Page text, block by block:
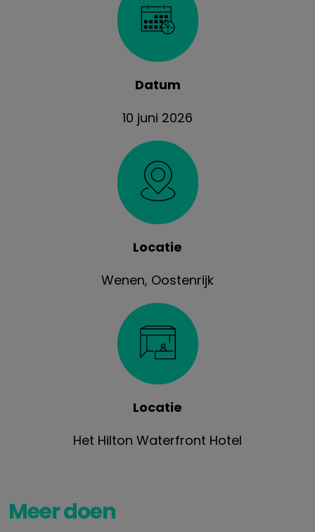
Datum
10 juni 2026
Locatie
Wenen, Oostenrijk
Locatie
Het Hilton Waterfront Hotel
Meer doen